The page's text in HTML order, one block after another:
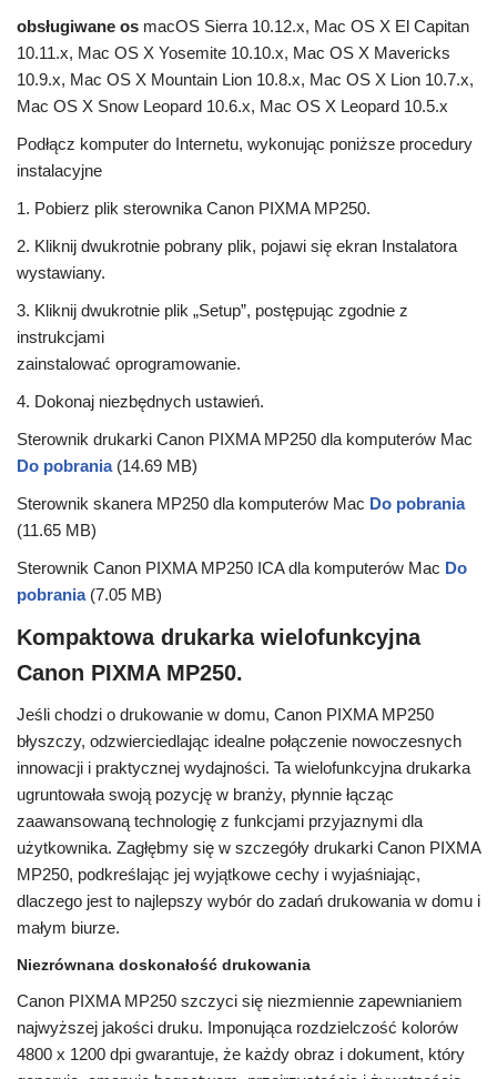
obsługiwane os macOS Sierra 10.12.x, Mac OS X El Capitan
10.11.x, Mac OS X Yosemite 10.10.x, Mac OS X Mavericks
10.9.x, Mac OS X Mountain Lion 10.8.x, Mac OS X Lion 10.7.x,
Mac OS X Snow Leopard 10.6.x, Mac OS X Leopard 10.5.x
Podłącz komputer do Internetu, wykonując poniższe procedury
instalacyjne
1. Pobierz plik sterownika Canon PIXMA MP250.
2. Kliknij dwukrotnie pobrany plik, pojawi się ekran Instalatora
wystawiany.
3. Kliknij dwukrotnie plik „Setup”, postępując zgodnie z
instrukcjami
zainstalować oprogramowanie.
4. Dokonaj niezbędnych ustawień.
Sterownik drukarki Canon PIXMA MP250 dla komputerów Mac
Do pobrania (14.69 MB)
Sterownik skanera MP250 dla komputerów Mac Do pobrania
(11.65 MB)
Sterownik Canon PIXMA MP250 ICA dla komputerów Mac Do
pobrania (7.05 MB)
Kompaktowa drukarka wielofunkcyjna
Canon PIXMA MP250.
Jeśli chodzi o drukowanie w domu, Canon PIXMA MP250
błyszczy, odzwierciedlając idealne połączenie nowoczesnych
innowacji i praktycznej wydajności. Ta wielofunkcyjna drukarka
ugruntowała swoją pozycję w branży, płynnie łącząc
zaawansowaną technologię z funkcjami przyjaznymi dla
użytkownika. Zagłębmy się w szczegóły drukarki Canon PIXMA
MP250, podkreślając jej wyjątkowe cechy i wyjaśniając,
dlaczego jest to najlepszy wybór do zadań drukowania w domu i
małym biurze.
Niezrównana doskonałość drukowania
Canon PIXMA MP250 szczyci się niezmiennie zapewnianiem
najwyższej jakości druku. Imponująca rozdzielczość kolorów
4800 x 1200 dpi gwarantuje, że każdy obraz i dokument, który